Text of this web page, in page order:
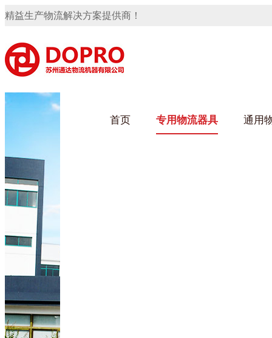
精益生产物流解决方案提供商！
首页 专用物流器具
好色先生成人污架
通用
钢板箱
货架系统
化工行业